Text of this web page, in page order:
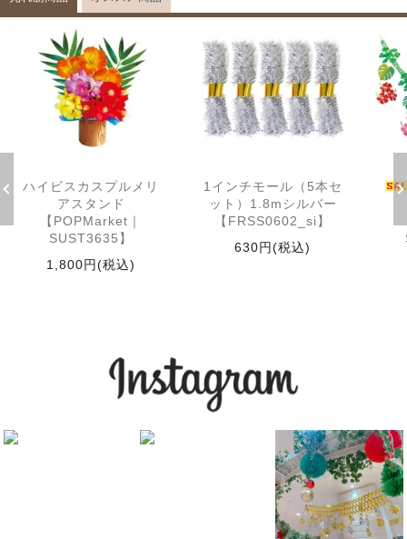
ハイビスカスプルメリ
アスタンド
【POPMarket｜
SUST3635】
1,800円(税込)
1インチモール（5本セ
ット）1.8mシルバー
【FRSS0602_si】
630円(税込)